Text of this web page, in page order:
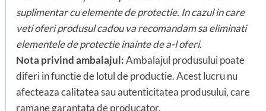
suplimentar cu elemente de protectie. In cazul in care
veti oferi produsul cadou va recomandam sa eliminati
elementele de protectie inainte de a-l oferi.
Nota privind ambalajul:Ambalajul produsului poate
diferi in functie de lotul de productie. Acest lucru nu
afecteaza calitatea sau autenticitatea produsului, care
ramane garantata de producator.